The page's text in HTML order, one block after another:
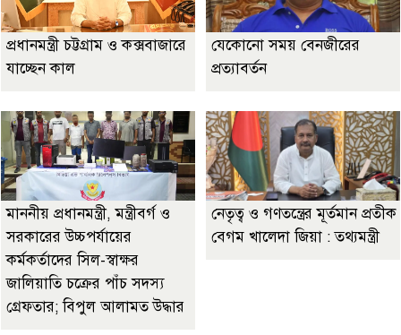
প্রধানমন্ত্রী চট্টগ্রাম ও কক্সবাজারে
যাচ্ছেন কাল
যেকোনো সময় বেনজীরের
প্রত্যাবর্তন
মাননীয় প্রধানমন্ত্রী, মন্ত্রীবর্গ ও
সরকারের উচ্চপর্যায়ের
কর্মকর্তাদের সিল-স্বাক্ষর
জালিয়াতি চক্রের পাঁচ সদস্য
গ্রেফতার; বিপুল আলামত উদ্ধার
নেতৃত্ব ও গণতন্ত্রের মূর্তমান প্রতীক
বেগম খালেদা জিয়া : তথ্যমন্ত্রী